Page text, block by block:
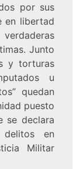
por sus
en libertad
Junto
y torturas
u
quedan
puesto
se declara
delitos en
Militar